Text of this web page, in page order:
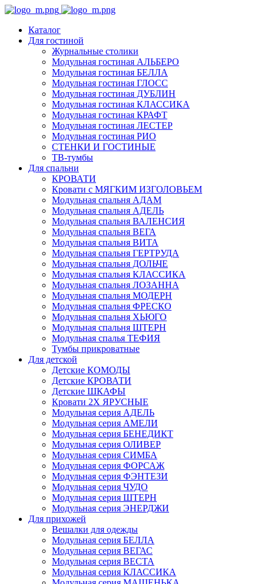
Каталог
Для гостиной
Журнальные столики
Модульная гостиная АЛЬБЕРО
Модульная гостиная БЕЛЛА
Модульная гостиная ГЛОСС
Модульная гостиная ДУБЛИН
Модульная гостиная КЛАССИКА
Модульная гостиная КРАФТ
Модульная гостиная ЛЕСТЕР
Модульная гостиная РИО
СТЕНКИ И ГОСТИНЫЕ
ТВ-тумбы
Для спальни
КРОВАТИ
Кровати с МЯГКИМ ИЗГОЛОВЬЕМ
Модульная спальня АДАМ
Модульная спальня АДЕЛЬ
Модульная спальня ВАЛЕНСИЯ
Модульная спальня ВЕГА
Модульная спальня ВИТА
Модульная спальня ГЕРТРУДА
Модульная спальня ДОЛЬЧЕ
Модульная спальня КЛАССИКА
Модульная спальня ЛОЗАННА
Модульная спальня МОДЕРН
Модульная спальня ФРЕСКО
Модульная спальня ХЬЮГО
Модульная спальня ШТЕРН
Модульная спалья ТЕФИЯ
Тумбы прикроватные
Для детской
Детские КОМОДЫ
Детские КРОВАТИ
Детские ШКАФЫ
Кровати 2Х ЯРУСНЫЕ
Модульная серия АДЕЛЬ
Модульная серия АМЕЛИ
Модульная серия БЕНЕДИКТ
Модульная серия ОЛИВЕР
Модульная серия СИМБА
Модульная серия ФОРСАЖ
Модульная серия ФЭНТЕЗИ
Модульная серия ЧУДО
Модульная серия ШТЕРН
Модульная серия ЭНЕРДЖИ
Для прихожей
Вешалки для одежды
Модульная серия БЕЛЛА
Модульная серия ВЕГАС
Модульная серия ВЕСТА
Модульная серия КЛАССИКА